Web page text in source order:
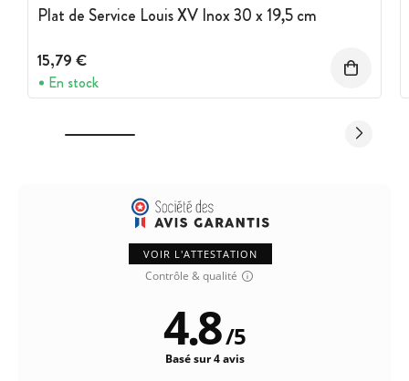
Plat de Service Louis XV Inox 30 x 19,5 cm
15,79 €
En stock
VOIR L'ATTESTATION
Contrôle & qualité
4.8/5
Basé sur 4 avis